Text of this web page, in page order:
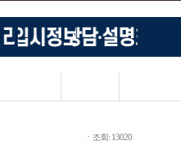
ㆍ조회: 13020